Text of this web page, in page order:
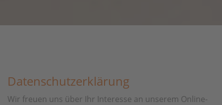
Datenschutzerklärung
Wir freuen uns über Ihr Interesse an unserem Online-